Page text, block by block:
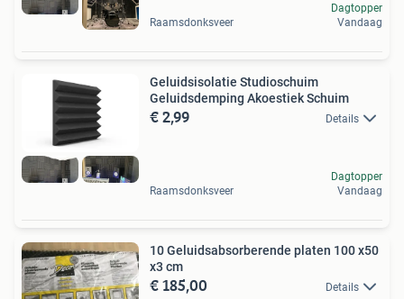
Raamsdonksveer
Dagtopper
Vandaag
Geluidsisolatie Studioschuim
Geluidsdemping Akoestiek Schuim
€ 2,99 Details
Raamsdonksveer
Dagtopper
Vandaag
10 Geluidsabsorberende platen 100 x50
x3 cm
€ 185,00 Details